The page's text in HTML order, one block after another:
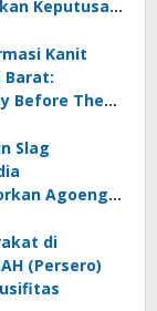
Keputusan
Kanit
Barat:
Before The
Slag
Agoeng
di
(Persero)